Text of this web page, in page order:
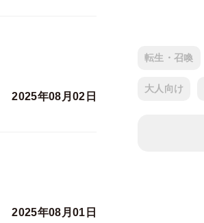
2025年08月02日
2025年08月01日
転生・召喚
大人向け